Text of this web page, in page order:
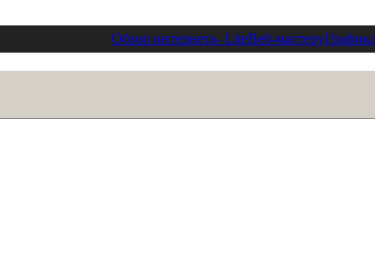
Обзор интернета- LiteВеб-мастеруГрафика